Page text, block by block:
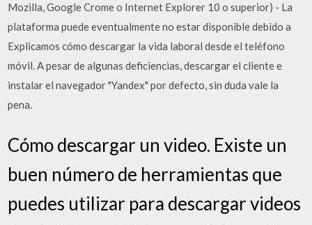
Mozilla, Google Crome o Internet Explorer 10 o superior) - La
plataforma puede eventualmente no estar disponible debido a
Explicamos cómo descargar la vida laboral desde el teléfono
móvil. A pesar de algunas deficiencias, descargar el cliente e
instalar el navegador "Yandex" por defecto, sin duda vale la
pena.
Cómo descargar un video. Existe un
buen número de herramientas que
puedes utilizar para descargar videos